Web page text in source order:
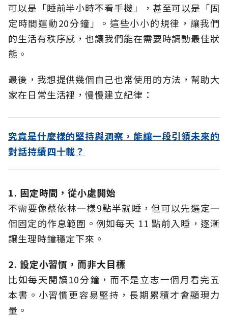
可以是「睡前半小時不看手機」，甚至可以是「固
定時間運動20分鐘」。這些小小的規律，讓我們
的生活有秩序感，也讓我們能在需要時調動最佳狀
態。
最後，我想提供幾個自己也常使用的方法，幫助大
家在日常生活裡，慢慢建立紀律：
究竟是什麼樣的堅持與洞察，能讓一段引領未來的
對話持續四十載？
1. 固定時間，從小處開始
不需要像蔡依林一樣9點半就睡，但可以先選定一
個固定的作息範圍。例如每天 11 點前入睡，逐漸
讓生理時鐘穩定下來。
2. 設定小習慣，而非大目標
比如每天閱讀10分鐘，而不是立志一個月看完五
本書。小習慣更容易堅持，長期累積才會顯現力
量。